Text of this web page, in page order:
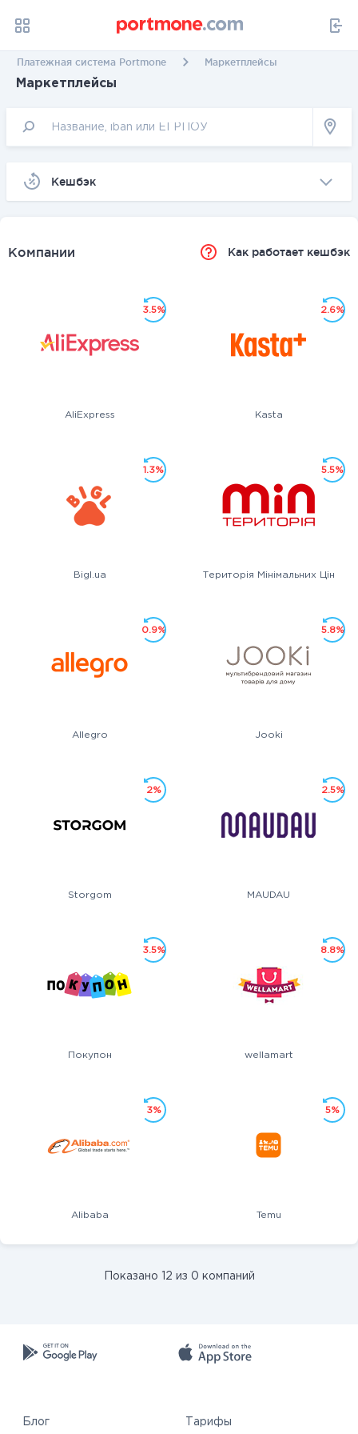
Платежная система Portmone Маркетплейсы
Маркетплейсы
Kешбэк
Компании Как работает кешбэк
AliExpress
3.5%
Kasta
2.6%
Bigl.ua
1.3%
Територія Мінімальних Цін
5.5%
Allegro
0.9%
Jooki
5.8%
Storgom
2%
MAUDAU
2.5%
Покупон
3.5%
wellamart
8.8%
Alibaba
3%
Temu
5%
Показано 12 из 0 компаний
Блог Тарифы